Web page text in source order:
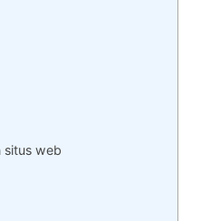
situs web